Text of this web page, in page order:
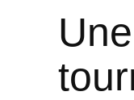
Une